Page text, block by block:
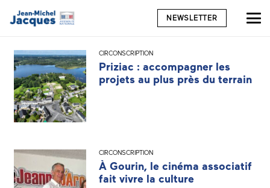
NEWSLETTER
CIRCONSCRIPTION
Priziac : accompagner les
projets au plus près du terrain
CIRCONSCRIPTION
À Gourin, le cinéma associatif
fait vivre la culture